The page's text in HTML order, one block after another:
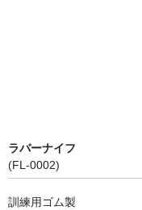
ラバーナイフ
(FL-0002)
訓練用ゴム製